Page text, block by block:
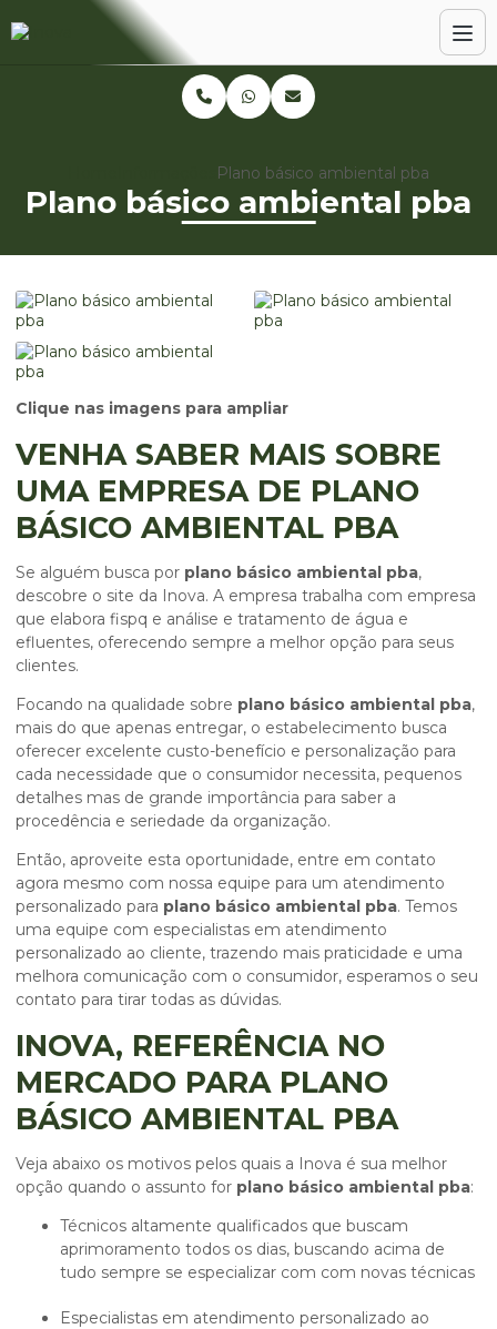
Plano básico ambiental pba
Plano básico ambiental pba
Clique nas imagens para ampliar
VENHA SABER MAIS SOBRE
UMA EMPRESA DE PLANO
BÁSICO AMBIENTAL PBA
Se alguém busca por plano básico ambiental pba,
descobre o site da Inova. A empresa trabalha com empresa
que elabora fispq e análise e tratamento de água e
efluentes, oferecendo sempre a melhor opção para seus
clientes.
Focando na qualidade sobre plano básico ambiental pba,
mais do que apenas entregar, o estabelecimento busca
oferecer excelente custo-benefício e personalização para
cada necessidade que o consumidor necessita, pequenos
detalhes mas de grande importância para saber a
procedência e seriedade da organização.
Então, aproveite esta oportunidade, entre em contato
agora mesmo com nossa equipe para um atendimento
personalizado para plano básico ambiental pba. Temos
uma equipe com especialistas em atendimento
personalizado ao cliente, trazendo mais praticidade e uma
melhora comunicação com o consumidor, esperamos o seu
contato para tirar todas as dúvidas.
INOVA, REFERÊNCIA NO
MERCADO PARA PLANO
BÁSICO AMBIENTAL PBA
Veja abaixo os motivos pelos quais a Inova é sua melhor
opção quando o assunto for plano básico ambiental pba:
técnicos altamente qualificados que buscam
aprimoramento todos os dias, buscando acima de
tudo sempre se especializar com com novas técnicas
especialistas em atendimento personalizado ao